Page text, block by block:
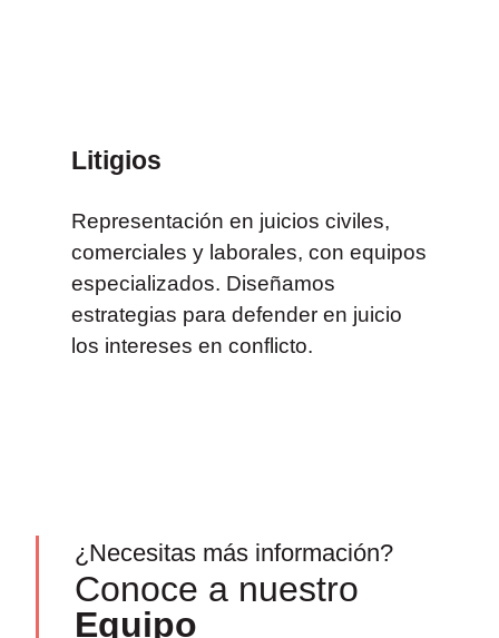
Litigios
Representación en juicios civiles,
comerciales y laborales, con equipos
especializados. Diseñamos
estrategias para defender en juicio
los intereses en conflicto.
¿Necesitas más información?
Conoce a nuestro
Equipo